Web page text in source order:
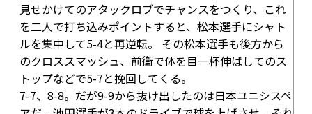
見せかけてのアタックロブでチャンスをつくり、これ
を二人で打ち込みポイントすると、松本選手にシャト
ルを集中して5-4と再逆転。 その松本選手も後方から
のクロススマッシュ、前衛で体を目一杯伸ばしてのス
トップなどで5-7と挽回してくる。
7-7、 8-8。だが9-9から抜け出したのは日本ユニシスペ